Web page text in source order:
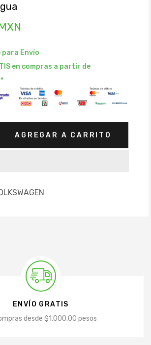
para Envío
en compras a partir de
AGREGAR A CARRITO
ENVÍO GRATIS
desde $1,000.00 pesos